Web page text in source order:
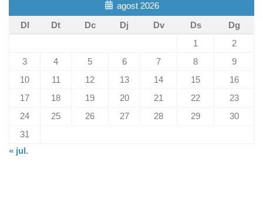
agost 2026
Dl
Dt Dc Dj Dv Ds
Dg
1
2
3
4 5 6 7 8
9
10
11 12 13 14 15
16
17
18 19 20 21 22
23
24
25 26 27 28 29
30
31
« jul.